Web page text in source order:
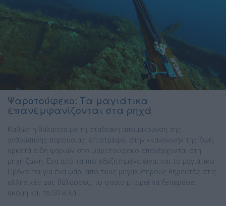
Ψαροτούφεκο: Τα μαγιάτικα
επανεμφανίζονται στα ρηχά
Καθώς η θάλασσα με τη σταδιακή απομάκρυνση της
ανθρώπινης παρουσίας, επιστρέφει στην «κανονική» της ζωή,
αρκετά είδη ψαριών στο ψαροτούφεκο επανέρχονται στη
ρηχή ζώνη. Ένα από τα πιο εξεζητημένα είναι και το μαγιάτικο.
Πρόκειται για ένα ψάρι από τους μεγαλύτερους θηρευτές στις
ελληνικές μας θάλασσες, το οποίο μπορεί να ξεπεράσει
ακόμη και τα 50 κιλά […]